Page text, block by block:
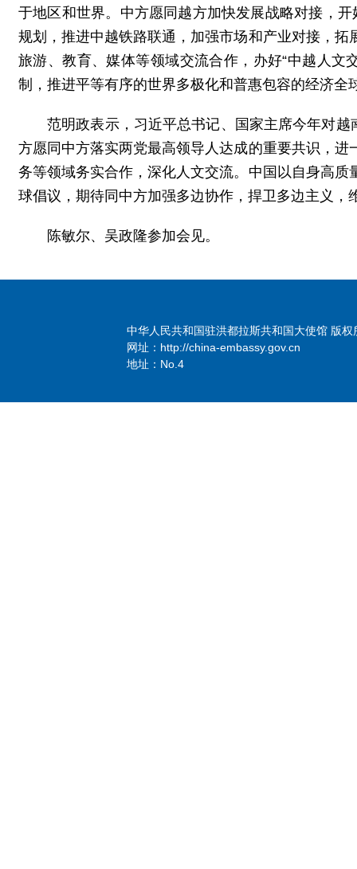
于地区和世界。中方愿同越方加快发展战略对接，
规划，推进中越铁路联通，加强市场和产业对接，
旅游、教育、媒体等领域交流合作，办好“中越人
制，推进平等有序的世界多极化和普惠包容的经济
范明政表示，习近平总书记、国家主席今年对
方愿同中方落实两党最高领导人达成的重要共识，
务等领域务实合作，深化人文交流。中国以自身高
球倡议，期待同中方加强多边协作，捍卫多边主义，
陈敏尔、吴政隆参加会见。
中华人民共和国驻洪都拉斯共和国大使馆 版权
网址：http://china-embassy.gov.cn
地址：No.4